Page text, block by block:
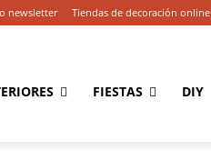
newsletter Tiendas de decoración online
FIESTAS DIY